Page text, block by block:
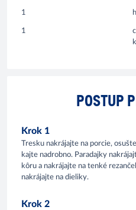
1
1
POSTUP
Krok 1
Tresku nakrájajte na porcie,
kajte nadrobno. Paradajky
kôru a nakrájajte na tenké
nakrájajte na dieliky.
Krok 2